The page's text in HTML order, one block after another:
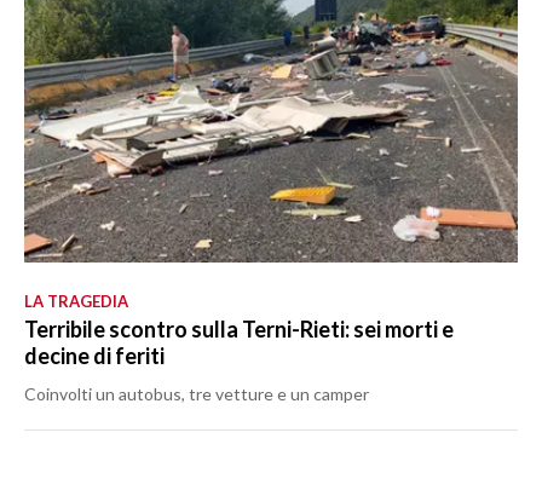
LA TRAGEDIA
Terribile scontro sulla Terni-Rieti: sei morti e
decine di feriti
Coinvolti un autobus, tre vetture e un camper